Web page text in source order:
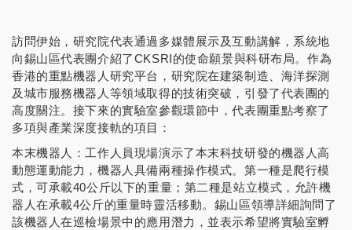
訪問伊始，研究院代表通過多媒體展示及互動講解，系統地
向錫山區代表團介紹了CKSRI的使命願景與科研布局。作為
香港的重點機器人研究平台，研究院在建築制造、海洋探測
及城市服務機器人等領域取得的技術突破，引發了代表團的
高度關注。接下來的實驗室參觀環節中，代表團重點考察了
多項與產業深度接軌的項目：
本末機器人：工作人員現場演示了本末科技研發的機器人高
動態運動能力，機器人具備兩種操作模式。第一種是爬行模
式，可承載40公斤以下的重量；第二種是站立模式，允許機
器人在承載4公斤的重量時靈活移動。錫山區領導詳細詢問了
該機器人在巡檢場景中的應用潛力，並表示希望將實驗室孵